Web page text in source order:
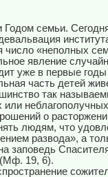
Годом семьи.
число «неполных
явление
уже в первые
часть детей
так
о
людям, что
развода», а
заповедь
(Мф. 19, 6).